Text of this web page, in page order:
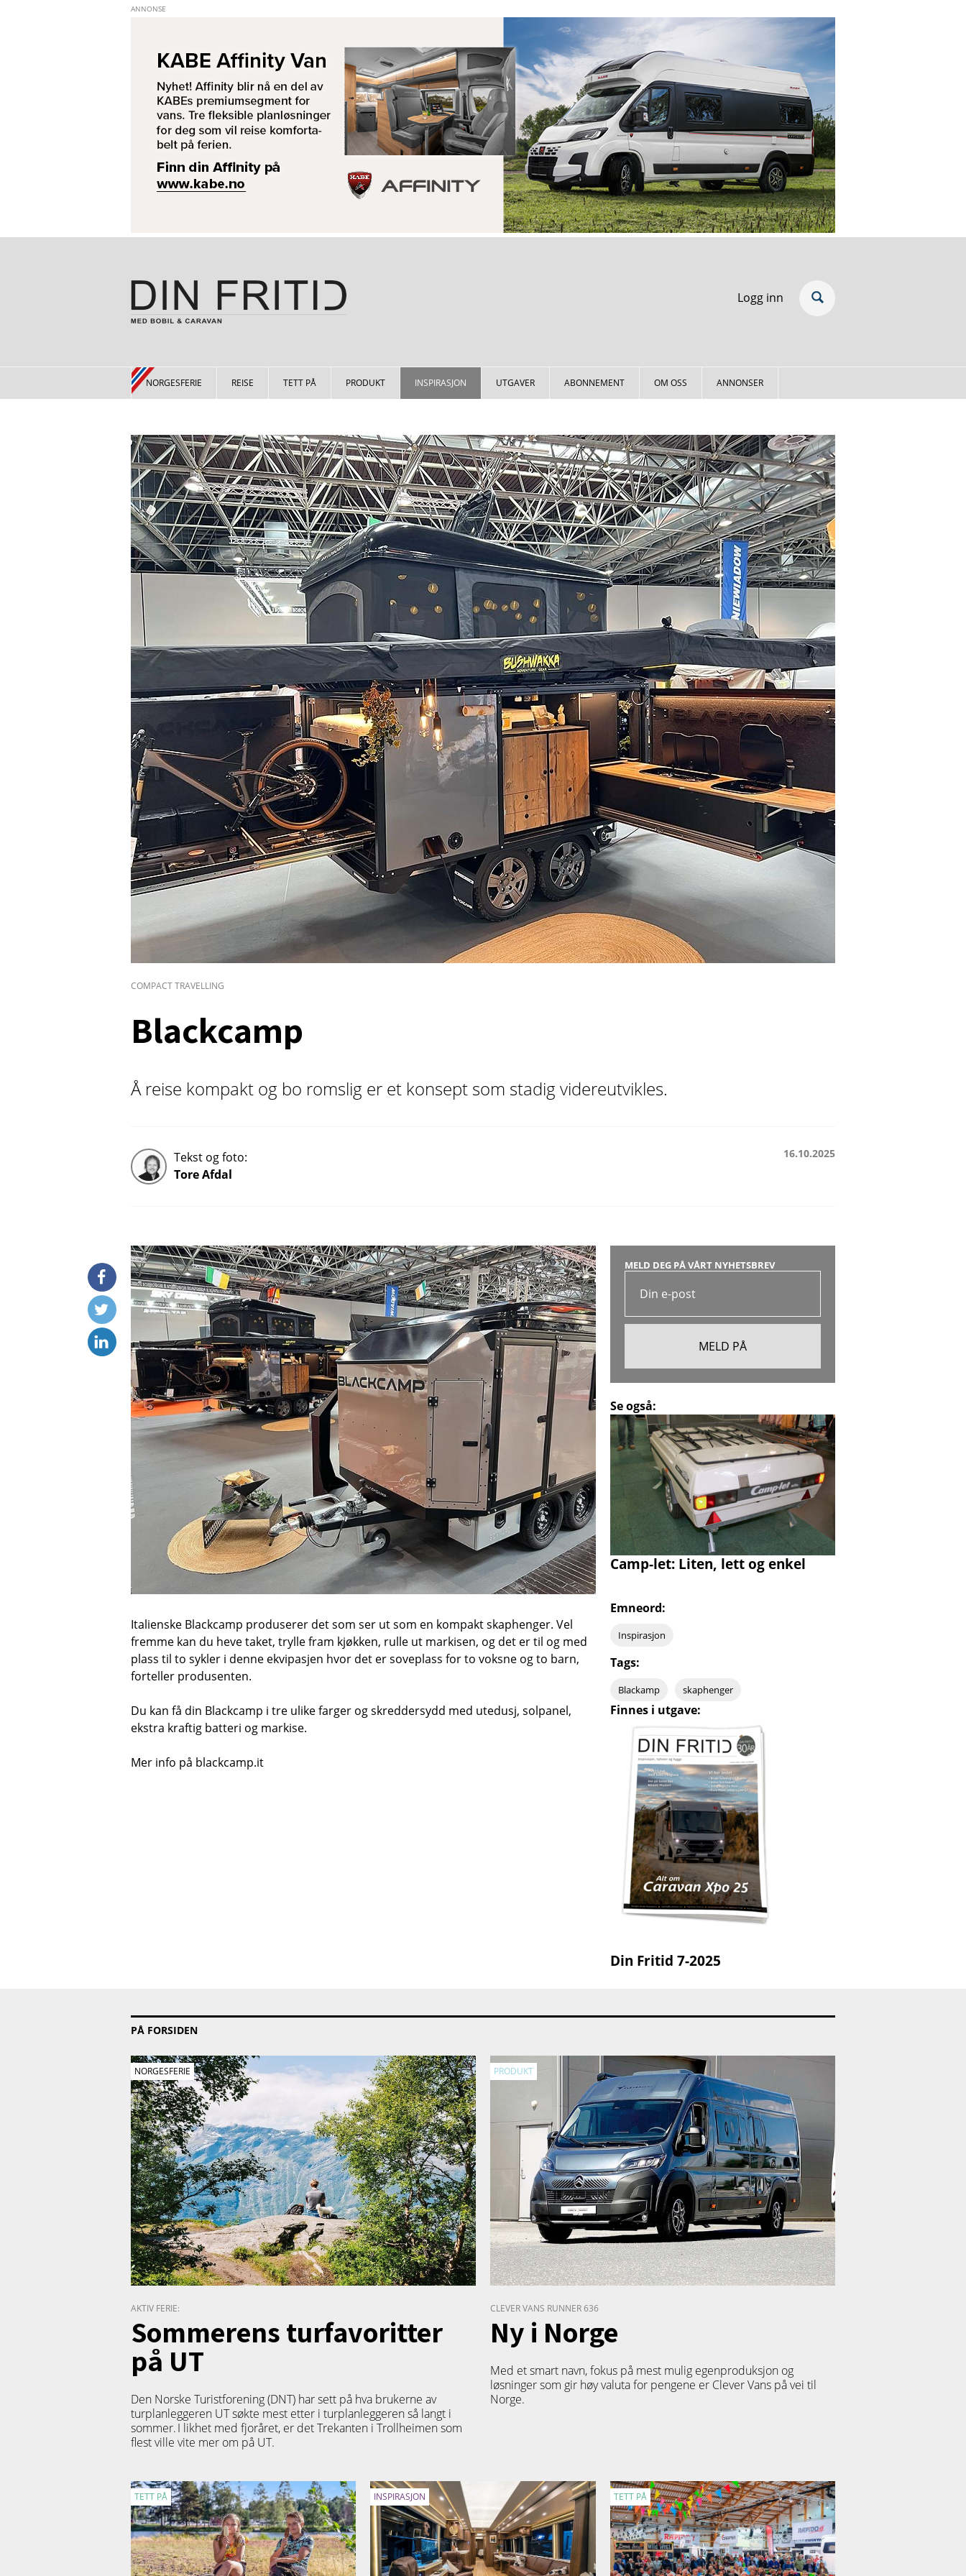
Logg inn
NORGESFERIE REISE TETT PÅ PRODUKT INSPIRASJON UTGAVER ABONNEMENT OM OSS ANNONSER
COMPACT TRAVELLING
Blackcamp
Å reise kompakt og bo romslig er et konsept som stadig videreutvikles.
Tekst og foto:
Tore Afdal
16.10.2025
Italienske Blackcamp produserer det som ser ut som en kompakt skaphenger. Vel
fremme kan du heve taket, trylle fram kjøkken, rulle ut markisen, og det er til og med
plass til to sykler i denne ekvipasjen hvor det er soveplass for to voksne og to barn,
forteller produsenten.
Du kan få din Blackcamp i tre ulike farger og skreddersydd med utedusj, solpanel,
ekstra kraftig batteri og markise.
Mer info på blackcamp.it
MELD DEG PÅ VÅRT NYHETSBREV
Se også:
Camp-let: Liten, lett og enkel
Emneord:
Inspirasjon
Tags:
Blackamp skaphenger
Finnes i utgave:
Din Fritid 7-2025
PÅ FORSIDEN
NORGESFERIE
AKTIV FERIE:
Sommerens turfavoritter
på UT
Den Norske Turistforening (DNT) har sett på hva brukerne av
turplanleggeren UTsøkte mest etter i turplanleggeren så langt i
sommer. I likhet med fjoråret, er det Trekanten i Trollheimen som
flest ville vite mer om på UT.
PRODUKT
CLEVER VANS RUNNER 636
Ny i Norge
Med et smart navn, fokus på mest mulig egenproduksjon og
løsninger som gir høy valuta for pengene er Clever Vans på vei til
Norge.
TETT PÅ INSPIRASJON TETT PÅ